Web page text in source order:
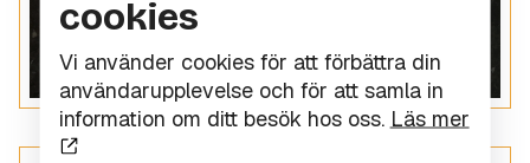
cookies
Vi använder cookies för att förbättra din
användarupplevelse och för att samla in
information om ditt besök hos oss. Läs mer